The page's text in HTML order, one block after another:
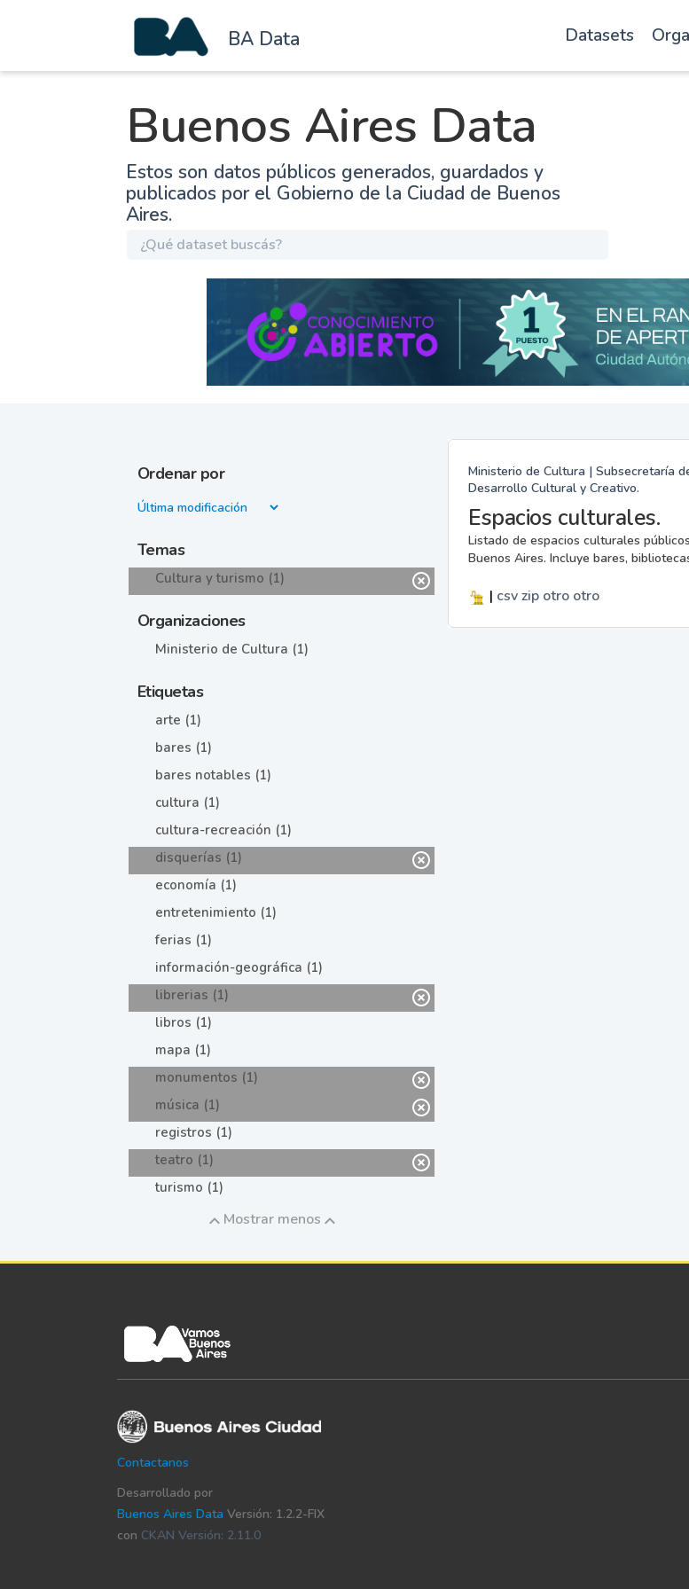
BA Data Datasets
Buenos Aires Data
Estos son datos públicos generados, guardados y
publicados por el Gobierno de la Ciudad de Buenos
Aires.
Ordenar por
Temas
Cultura y turismo (1)
Organizaciones
Ministerio de Cultura (1)
Etiquetas
arte (1)
bares (1)
bares notables (1)
cultura (1)
cultura-recreación (1)
disquerías (1)
economía (1)
entretenimiento (1)
ferias (1)
información-geográfica (1)
librerias (1)
libros (1)
mapa (1)
monumentos (1)
música (1)
registros (1)
teatro (1)
turismo (1)
Mostrar menos
Ministerio de Cultura | Subsecretaría
Desarrollo Cultural y Creativo.
Espacios culturales.
Listado de espacios culturales
Buenos Aires. Incluye bares,
| csvzip otro otro
Contactanos
Desarrollado por
Buenos Aires Data Versión: 1.2.2-FIX
con CKAN Versión: 2.11.0